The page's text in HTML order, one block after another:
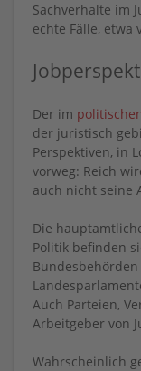
Sachverhalte im
echte Fälle, etwa
Der im
der juristisch
Perspektiven, in
vorweg: Reich
auch nicht seine
Die
Politik befinden
Auch Parteien,
Arbeitgeber von
Wahrscheinlich